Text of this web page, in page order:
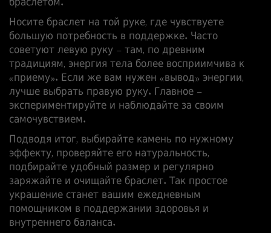
Носите браслет на той руке, где чувствуете
большую потребность в поддержке. Часто
советуют левую руку – там, по древним
традициям, энергия тела более восприимчива к
«приему». Если же вам нужен «вывод» энергии,
лучше выбрать правую руку. Главное –
экспериментируйте и наблюдайте за своим
самочувствием.
Подводя итог, выбирайте камень по нужному
эффекту, проверяйте его натуральность,
подбирайте удобный размер и регулярно
заряжайте и очищайте браслет. Так простое
украшение станет вашим ежедневным
помощником в поддержании здоровья и
внутреннего баланса.